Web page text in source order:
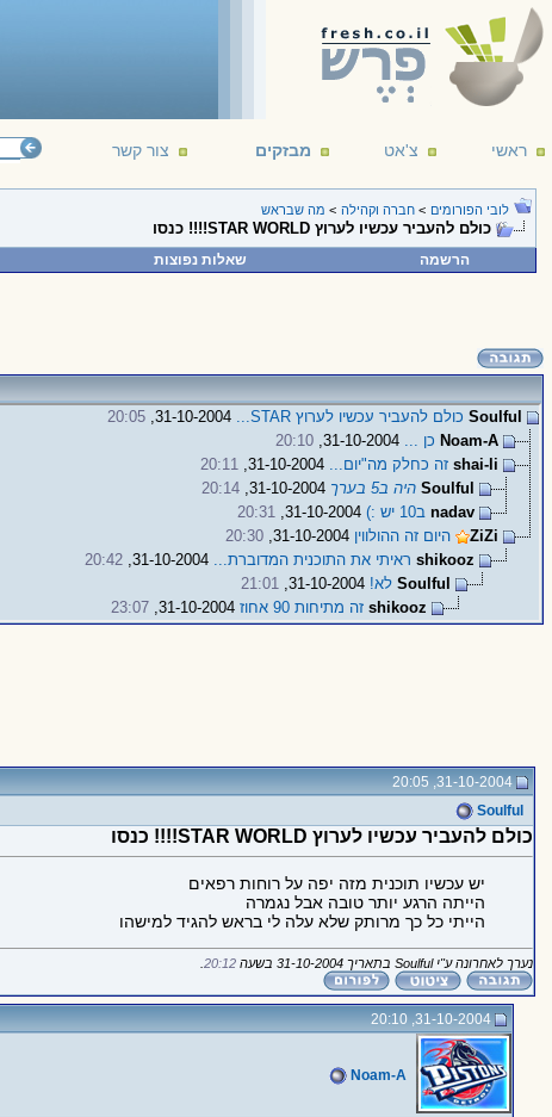
ראשי צ'אט מבזקים צור קשר
לובי הפורומים > חברה וקהילה > מה שבראש
כולם להעביר עכשיו לערוץ STAR WORLD!!!! כנסו
הרשמה שאלות נפוצות
Soulful כולם להעביר עכשיו לערוץ STAR...
20:05
Noam-A כן ...
20:10
shai-li זה כחלק מה"יום...
20:11
Soulful היה ב5 בערך
20:14
nadav ב10 יש :) 31-10-2004,
20:31
ZiZi
היום זה ההולווין
20:30
shikooz ראיתי את התוכנית המדוברת...
20:42
Soulful לא!
21:01
shikooz זה מתיחות 90 אחוז 31-10-2004,
23:07
31-10-2004, 20:05
Soulful
כולם להעביר עכשיו לערוץ STAR WORLD!!!! כנסו
יש עכשיו תוכנית מזה יפה על רוחות רפאים
הייתה הרגע יותר טובה אבל נגמרה
הייתי כל כך מרותק שלא עלה לי בראש להגיד למישהו
נערך לאחרונה ע"י Soulful בתאריך 31-10-2004 בשעה 20:12
.
31-10-2004, 20:10
Noam-A